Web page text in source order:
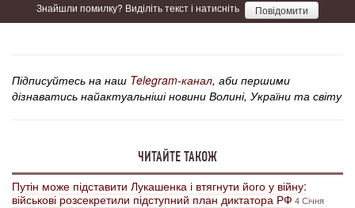
Знайшли помилку? Виділіть текст і натисніть Повідомити
Підписуйтесь на наш Telegram-канал, аби першими
дізнаватись найактуальніші новини Волині, України та світу
ЧИТАЙТЕ ТАКОЖ
Путін може підставити Лукашенка і втягнути його у війну:
військові розсекретили підступний план диктатора РФ4 Січня